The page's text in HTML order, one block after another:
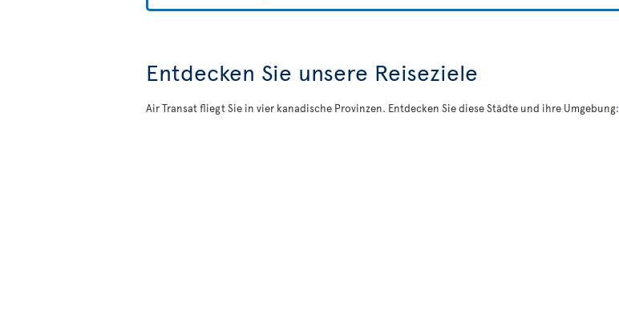
Entdecken Sie unsere Reiseziele
Air Transat fliegt Sie in vier kanadische Provinzen. Entdecken Sie diese Städte und ihre Umgebung: